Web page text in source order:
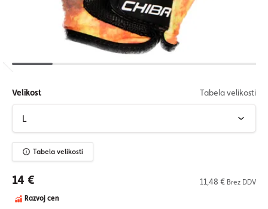
Velikost Tabela velikosti
Tabela velikosti
14 € 11,48 € Brez DDV
Razvoj cen